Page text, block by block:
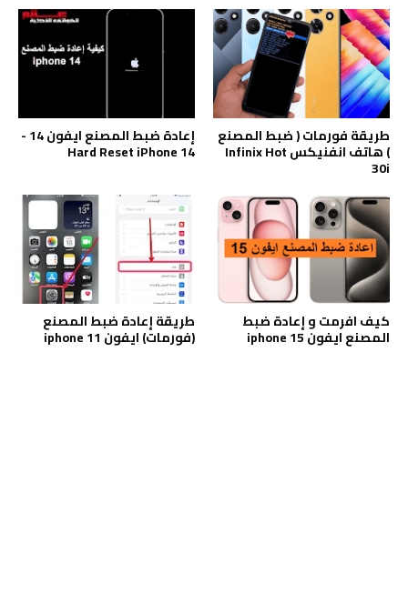
طريقة فورمات ( ضبط المصنع
) هاتف انفنيكس Infinix Hot
30i
إعادة ضبط المصنع ايفون 14 -
Hard Reset iPhone 14
كيف افرمت و إعادة ضبط
المصنع ايفون iphone 15
طريقة إعادة ضبط المصنع
(فورمات) ايفون iphone 11